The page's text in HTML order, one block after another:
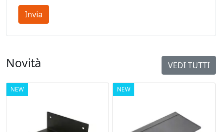
Invia
Novità VEDI TUTTI
NEW NEW